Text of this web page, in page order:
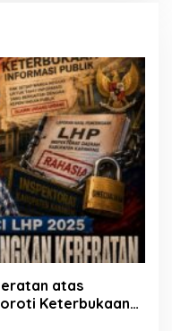
atas
Keterbukaan